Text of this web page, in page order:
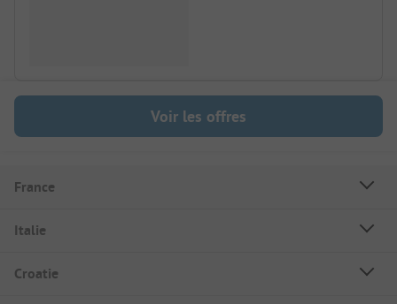
Voir les offres
France
Italie
Croatie